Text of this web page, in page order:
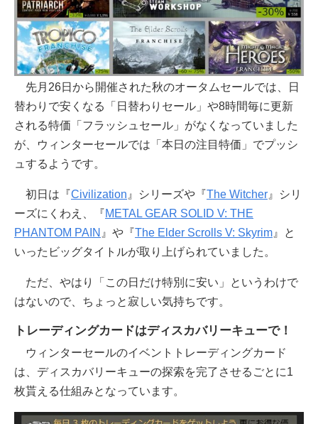
先月26日から開催された秋のオータムセールでは、日
替わりで安くなる「日替わりセール」や8時間毎に更新
される特価「フラッシュセール」がなくなっていました
が、ウィンターセールでは「本日の注目特価」でプッシ
ュするようです。
初日は『Civilization 』シリーズや『The Witcher 』シリ
ーズにくわえ、『METAL GEAR SOLID V: THE
PHANTOM PAIN 』や『The Elder Scrolls V: Skyrim 』と
いったビッグタイトルが取り上げられていました。
ただ、やはり「この日だけ特別に安い」というわけで
はないので、ちょっと寂しい気持ちです。
トレーディングカードはディスカバリーキューで！
ウィンターセールのイベントトレーディングカード
は、ディスカバリーキューの探索を完了させるごとに1
枚貰える仕組みとなっています。